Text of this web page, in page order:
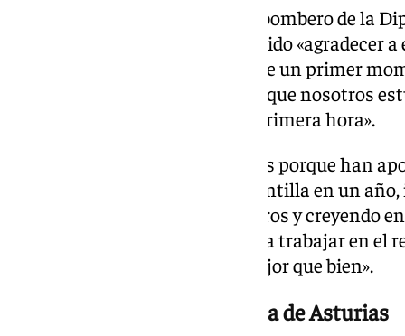
Por su parte, Sócrates Castillo, bombero de la
trabajando en Valencia, ha querido «agradecer
institución provincial, que desde un primer
impulsando para hacer posible que nosotros
Comunidad Valenciana desde primera hora».
«Nos sentimos muy respaldados porque han
manera bestial, doblando la plantilla en un
presupuestaria para los bomberos y creyendo
próximo sábado empezaremos a trabajar en el
a hacer, con total seguridad, mejor que bien».
María Pérez, Premio Princesa de Asturias